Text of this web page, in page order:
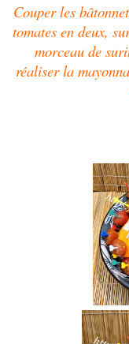
Couper les
tomates en deux,
morceau de
réaliser la